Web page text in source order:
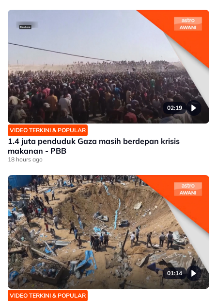
02:19
VIDEO TERKINI & POPULAR
1.4 juta penduduk Gaza masih berdepan krisis
makanan - PBB
18 hours ago
01:14
VIDEO TERKINI & POPULAR